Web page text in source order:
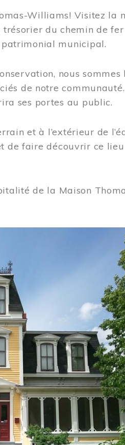
Williams! Visitez la
du chemin de
municipal.
nous sommes
de notre communauté.
ses portes au public.
et à l’extérieur de
de faire découvrir ce
de la Maison